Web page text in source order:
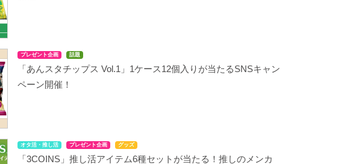
プレゼント企画 話題
「あんスタチップス Vol.1」1ケース12個入りが当たるSNSキャン
ペーン開催！
オタ活・推し活 プレゼント企画 グッズ
「3COINS」推し活アイテム6種セットが当たる！推しのメンカ